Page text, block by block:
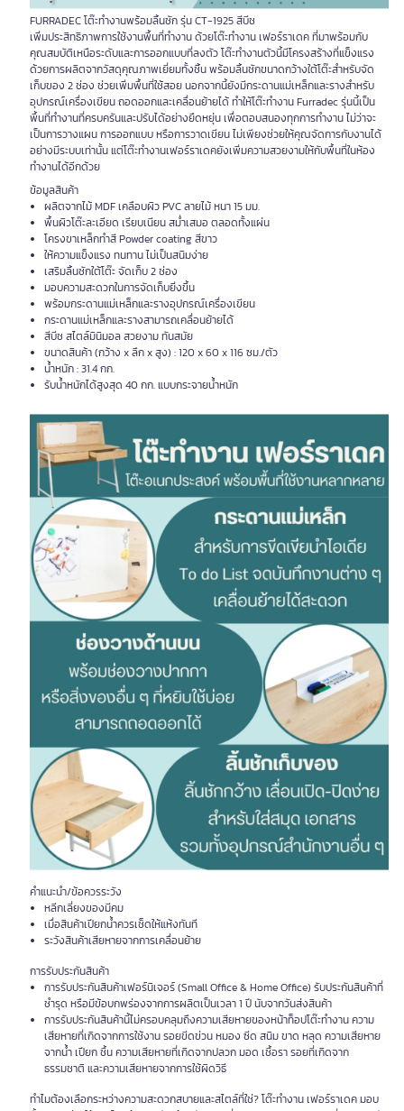
FURRADEC โต๊ะทำงานพร้อมลิ้นชัก รุ่น CT-1925 สีบีช
เพิ่มประสิทธิภาพการใช้งานพื้นที่ทำงาน ด้วยโต๊ะทำงาน เฟอร์ราเดค ที่มาพร้อมกับ
คุณสมบัติเหนือระดับและการออกแบบที่ลงตัว โต๊ะทำงานตัวนี้มีโครงสร้างที่แข็งแรง
ด้วยการผลิตจากวัสดุคุณภาพเยี่ยมทั้งชิ้น พร้อมลิ้นชักขนาดกว้างใต้โต๊ะสำหรับจัด
เก็บของ 2 ช่อง ช่วยเพิ่มพื้นที่ใช้สอย นอกจากนี้ยังมีกระดานแม่เหล็กและรางสำหรับ
อุปกรณ์เครื่องเขียน ถอดออกและเคลื่อนย้ายได้ ทำให้โต๊ะทำงาน Furradec รุ่นนี้เป็น
พื้นที่ทำงานที่ครบครันและปรับได้อย่างยืดหยุ่น เพื่อตอบสนองทุกการทำงาน ไม่ว่าจะ
เป็นการวางแผน การออกแบบ หรือการวาดเขียน ไม่เพียงช่วยให้คุณจัดการกับงานได้
อย่างมีระบบเท่านั้น แต่โต๊ะทำงานเฟอร์ราเดคยังเพิ่มความสวยงามให้กับพื้นที่ในห้อง
ทำงานได้อีกด้วย
ข้อมูลสินค้า
ผลิตจากไม้ MDF เคลือบผิว PVC ลายไม้ หนา 15 มม.
พื้นผิวโต๊ะละเอียด เรียบเนียน สม่ำเสมอ ตลอดทั้งแผ่น
โครงขาเหล็กทำสี Powder coating สีขาว
ให้ความแข็งแรง ทนทาน ไม่เป็นสนิมง่าย
เสริมลิ้นชักใต้โต๊ะ จัดเก็บ 2 ช่อง
มอบความสะดวกในการจัดเก็บยิ่งขึ้น
พร้อมกระดานแม่เหล็กและรางอุปกรณ์เครื่องเขียน
กระดานแม่เหล็กและรางสามารถเคลื่อนย้ายได้
สีบีช สไตล์มินิมอล สวยงาม ทันสมัย
ขนาดสินค้า (กว้าง x ลึก x สูง) : 120 x 60 x 116 ซม./ตัว
น้ำหนัก : 31.4 กก.
รับน้ำหนักได้สูงสุด 40 กก. แบบกระจายน้ำหนัก
คำแนะนำ/ข้อควรระวัง
หลีกเลี่ยงของมีคม
เมื่อสินค้าเปียกน้ำควรเช็ดให้แห้งทันที
ระวังสินค้าเสียหายจากการเคลื่อนย้าย
การรับประกันสินค้า
การรับประกันสินค้าเฟอร์นิเจอร์ (Small Office & Home Office) รับประกันสินค้าที่
ชำรุด หรือมีข้อบกพร่องจากการผลิตเป็นเวลา 1 ปี นับจากวันส่งสินค้า
การรับประกันสินค้านี้ไม่ครอบคลุมถึงความเสียหายของหน้าท็อปโต๊ะทำงาน ความ
เสียหายที่เกิดจากการใช้งาน รอยขีดข่วน หมอง ซีด สนิม ขาด หลุด ความเสียหาย
จากน้ำ เปียก ชื้น ความเสียหายที่เกิดจากปลวก มอด เชื้อรา รอยที่เกิดจาก
ธรรมชาติ และความเสียหายจากการใช้ผิดวิธี
ทำไมต้องเลือกระหว่างความสะดวกสบายและสไตล์ที่ใช่? โต๊ะทำงาน เฟอร์ราเดค มอบ